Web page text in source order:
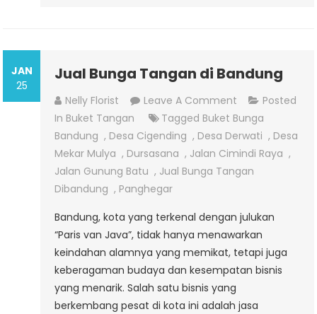
JAN
25
Jual Bunga Tangan di Bandung
Nelly Florist Leave A Comment On
Jual
Bunga
Tangan
Di
Posted
In Buket Tangan Tagged Buket Bunga
Bandung , Desa Cigending , Desa Derwati , Desa
Mekar Mulya , Dursasana , Jalan Cimindi Raya ,
Jalan Gunung Batu , Jual Bunga Tangan
Dibandung , Panghegar
Bandung, kota yang terkenal dengan julukan
“Paris van Java”, tidak hanya menawarkan
keindahan alamnya yang memikat, tetapi juga
keberagaman budaya dan kesempatan bisnis
yang menarik. Salah satu bisnis yang
berkembang pesat di kota ini adalah jasa